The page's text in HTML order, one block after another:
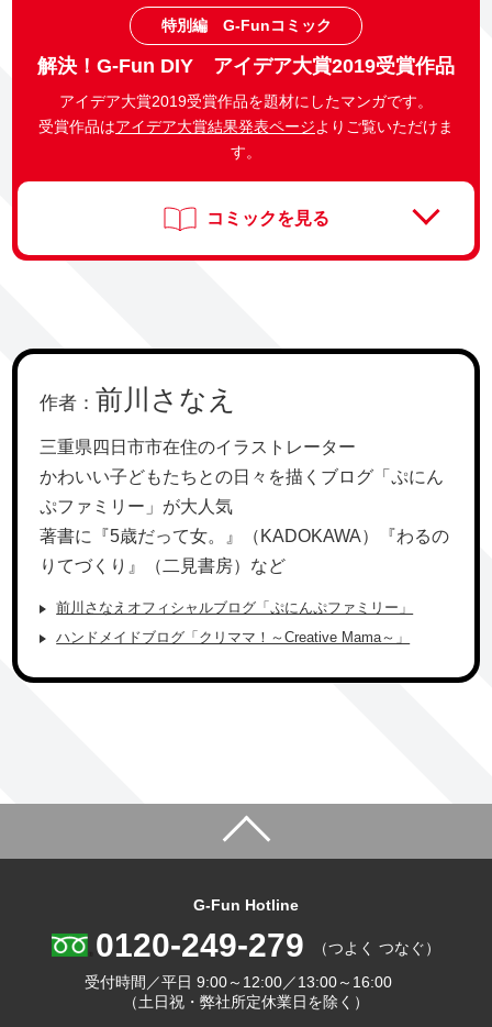
特別編 G-Funコミック
解決！G-Fun DIY アイデア大賞2019受賞作品
アイデア大賞2019受賞作品を題材にしたマンガです。
受賞作品はアイデア大賞結果発表ページよりご覧いただけま
す。
コミックを見る
作者： 前川さなえ
三重県四日市市在住のイラストレーター
かわいい子どもたちとの日々を描くブログ「ぷにん
ぷファミリー」が大人気
著書に『5歳だって女。』（KADOKAWA）『わるの
りてづくり』（二見書房）など
前川さなえオフィシャルブログ「ぷにんぷファミリー」
ハンドメイドブログ「クリママ！～Creative Mama～」
G-Fun Hotline
0120-249-279
（つよく つなぐ）
受付時間／平日 9:00～12:00／13:00～16:00
（土日祝・弊社所定休業日を除く）